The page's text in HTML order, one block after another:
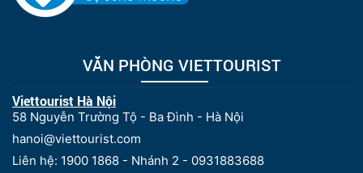
VĂN PHÒNG VIETTOURIST
Viettourist Hà Nội
58 Nguyễn Trường Tộ - Ba Đình - Hà Nội
hanoi@viettourist.com
Liên hệ: 1900 1868 - Nhánh 2 - 0931883688